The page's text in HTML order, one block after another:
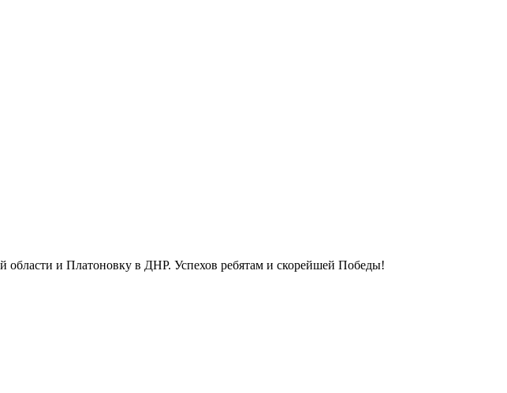
области и Платоновку в ДНР. Успехов ребятам и скорейшей Победы!